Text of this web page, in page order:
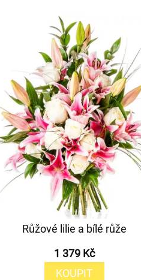
Růžové lilie a bílé růže
1 379 Kč
KOUPIT